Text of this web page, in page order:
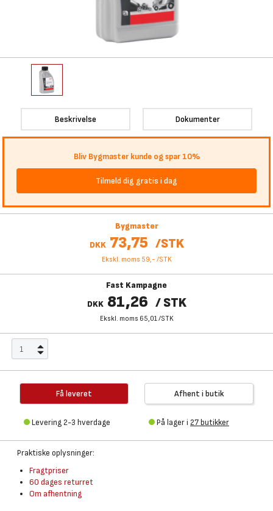
Beskrivelse Dokumenter
Bliv Bygmaster kunde og spar 10%
Tilmeld dig gratis i dag
Bygmaster
DKK 73,75 /STK
Ekskl. moms 59,- /STK
Fast Kampagne
DKK 81,26 / STK
Ekskl. moms 65,01/STK
Få leveret
Levering 2-3 hverdage
Afhent i butik
På lager i 27 butikker
Praktiske oplysninger:
Fragtpriser
60 dages returret
Om afhentning